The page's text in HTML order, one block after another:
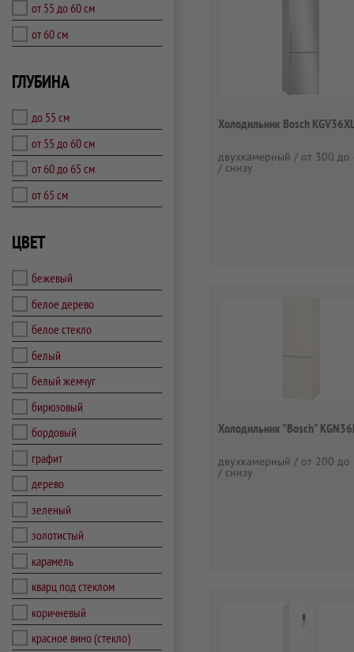
от 55 до 60 см
от 60 см
ГЛУБИНА
до 55 см
от 55 до 60 см
от 60 до 65 см
от 65 см
ЦВЕТ
бежевый
белое дерево
белое стекло
белый
белый жемчуг
бирюзовый
бордовый
графит
дерево
зеленый
золотистый
карамель
кварц под стеклом
коричневый
красное вино (стекло)
Холодильник Bosch
двухкамерный / от 300 до
/ снизу
Холодильник "Bosch"
двухкамерный / от 200 до
/ снизу